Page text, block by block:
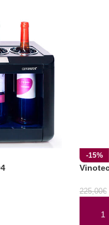
-15%
225,00€